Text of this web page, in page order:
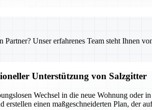
Unser erfahrenes Team steht Ihnen
Unterstützung von Salzgitter
Wechsel in die neue Wohnung
einen maßgeschneiderten Plan, der